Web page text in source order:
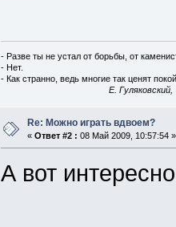
- Разве ты не устал от борьбы, от
- Нет.
- Как странно, ведь многие так ценят
E.
Re: Можно играть вдвоем?
« Ответ #2 : 08 Май 2009, 10:57:54 »
А вот